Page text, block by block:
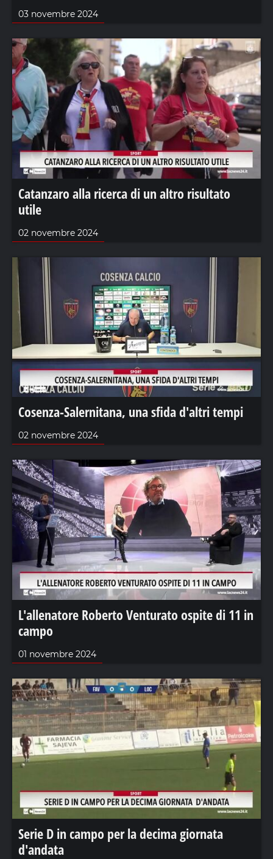
03 novembre 2024
Catanzaro alla ricerca di un altro risultato
utile
02 novembre 2024
Cosenza-Salernitana, una sfida d'altri tempi
02 novembre 2024
L'allenatore Roberto Venturato ospite di 11 in
campo
01 novembre 2024
Serie D in campo per la decima giornata
d'andata